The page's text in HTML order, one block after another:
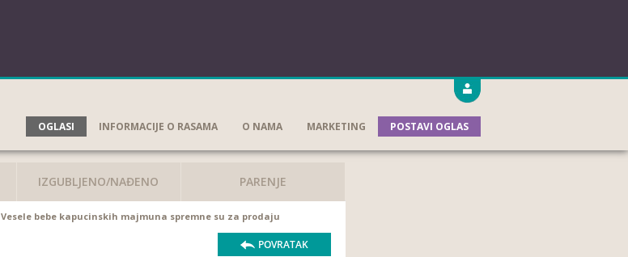
OGLASI INFORMACIJE O RASAMA O NAMA MARKETING POSTAVI OGLAS
IZGUBLJENO/NAĐENO PARENJE
Vesele bebe kapucinskih majmuna spremne su za prodaju
POVRATAK